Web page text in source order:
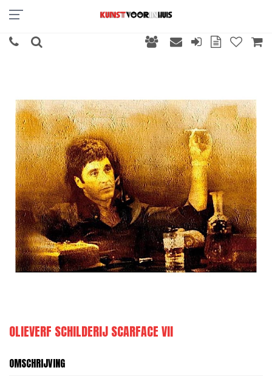
OLIEVERF SCHILDERIJ SCARFACE VII
OMSCHRIJVING